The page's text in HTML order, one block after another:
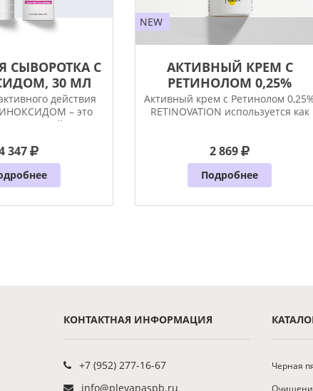
СЫВОРОТКА С
30 МЛ
действия
– это
и крайне
347
NEW
АКТИВНЫЙ КРЕМ С
РЕТИНОЛОМ 0,25%
RETINOVATION,...
Активный крем с Ретинолом
RETINOVATION используется как
2 869
Подробнее
КОНТАКТНАЯ ИНФОРМАЦИЯ
+7 (952) 277-16-67
info@pleyanaspb.ru
Черная